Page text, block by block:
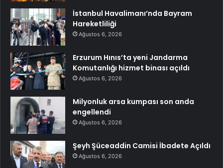
İstanbul Havalimanı’nda Bayram
Hareketliliği
Ağustos 6, 2026
Erzurum Hınıs’ta yeni Jandarma
Komutanlığı hizmet binası açıldı
Ağustos 6, 2026
Milyonluk arsa kumpası son anda
engellendi
Ağustos 6, 2026
Şeyh Şüceaddin Camisi İbadete Açıldı
Ağustos 6, 2026